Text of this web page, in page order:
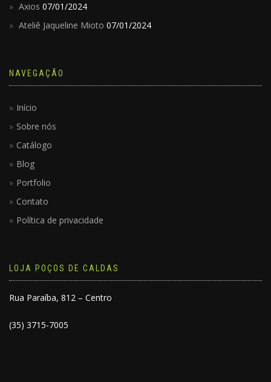
Axios 07/01/2024
Ateliê Jaqueline Mioto 07/01/2024
NAVEGAÇÃO
Início
Sobre nós
Catálogo
Blog
Portfolio
Contato
Política de privacidade
LOJA POÇOS DE CALDAS
Rua Paraíba, 812 – Centro
(35) 3715-7005